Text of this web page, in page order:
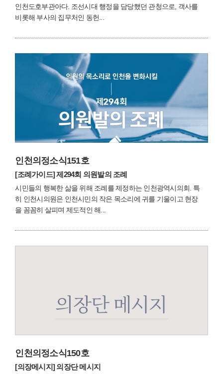
인천도호부관아다. 조선시대 행정을 담당했던 관청으로, 객사를
비롯해 부사의 집무처인 동헌...
인천의정소식151호
[조례가이드]제294회 의원발의 조례
시민들의 행복한 삶을 위해 조례를 제정하는 인천광역시의회. 특
히 인천시의원은 인천시민의 작은 목소리에 귀를 기울이고 현장
을 꼼꼼히 살피며 제도적인 해...
인천의정소식150호
[의장메시지]의장단 메시지